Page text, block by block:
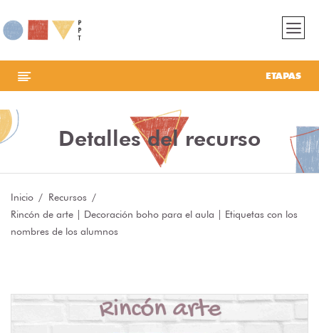
ETAPAS
Detalles del recurso
Inicio
Recursos
Rincón de arte | Decoración boho para el aula | Etiquetas con los
nombres de los alumnos